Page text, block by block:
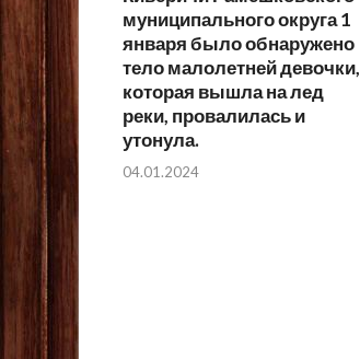
муниципального округа 1
января было обнаружено
тело малолетней девочки,
которая вышла на лед
реки, провалилась и
утонула.
04.01.2024